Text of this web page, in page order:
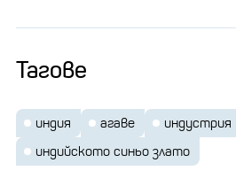
Тагове
индия агаве индустрия
индийското синьо злато